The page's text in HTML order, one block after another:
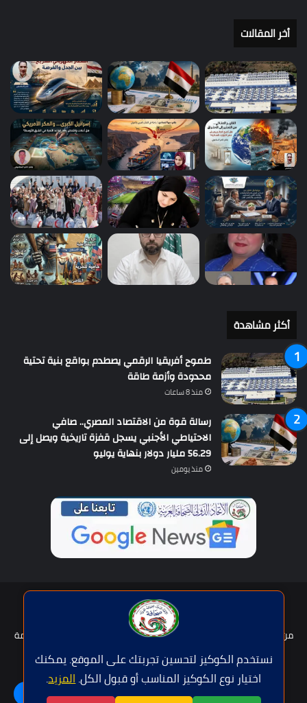
نستخدم الكوكيز لتحسين تجربتك على الموقع. يمكنك
اختيار نوع الكوكيز المناسب أو قبول الكل.المزيد.
أخر المقالات
أكثر مشاهدة
طموح أفريقيا الرقمي يصطدم بواقع بنية تحتية
محدودة وأزمة طاقة
منذ 8 ساعات
رسالة قوة من الاقتصاد المصري.. صافي
الاحتياطي الأجنبي يسجل قفزة تاريخية ويصل إلى
56.29 مليار دولار بنهاية يوليو
منذ يومين
حقوق النشر © | جميع الحقوق محفوظة للاتحاد الدولى للصحافة العربية
2026
من نحن؟
عضوية الإتحاد سياسة الخصوصية
شروط الخدمة
اتصل بنا
فيسبوكتويتر يوتيوبواتساب
اللغة | Langue